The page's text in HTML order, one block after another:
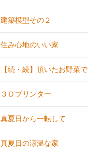
建築模型その２
住み心地のいい家
【続・続】頂いたお野菜で
３Ｄプリンター
真夏日から一転して
真夏日の涼温な家